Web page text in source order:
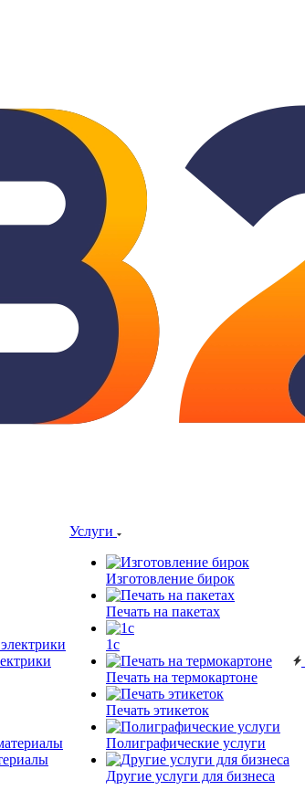
Услуги
Изготовление бирок
Печать на пакетах
1c
Печать на термокартоне
Печать этикеток
Полиграфические услуги
Другие услуги для бизнеса